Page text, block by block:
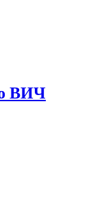
о ВИЧ